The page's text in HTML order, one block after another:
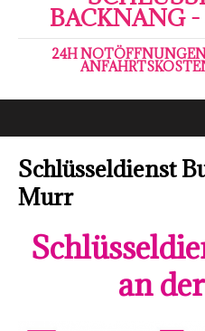
BACKNANG -
24H
Schlüsseldienst
Murr
an